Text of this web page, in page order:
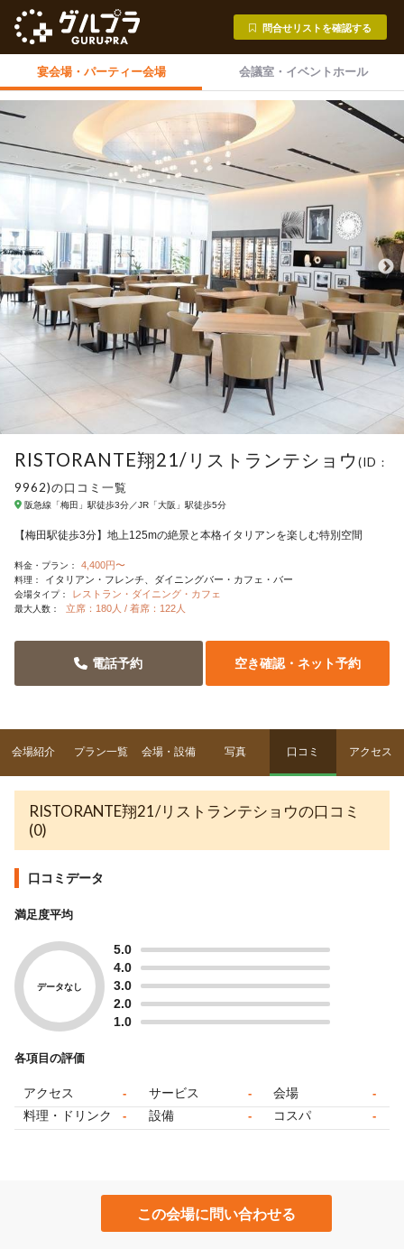
問合せリストを確認する
宴会場・ パーティー会場 会議室・ イベントホール
RISTORANTE翔21/リストランテショウ (ID：
9962)の口コミ一覧
阪急線「梅田」駅徒歩3分／JR「大阪」駅徒歩5分
【梅田駅徒歩3分】地上125mの絶景と本格イタリアンを楽しむ特別空間
料金・プラン： 4,400円〜
料理： イタリアン・フレンチ ダイニングバー・カフェ・バー
会場タイプ： レストラン・ダイニング・カフェ
最大人数： 立席：180人 / 着席：122人
空き確認・ネット予約
電話予約
会場紹介 プラン一覧 会場・設備 写真 口コミ アクセス
RISTORANTE翔21/リストランテショウの口コミ
(0)
口コミデータ
満足度平均
データなし
5.0
4.0
3.0
2.0
1.0
各項目の評価
アクセス - サービス - 会場 -
料理・ドリンク - 設備 - コスパ -
この会場に問い合わせる